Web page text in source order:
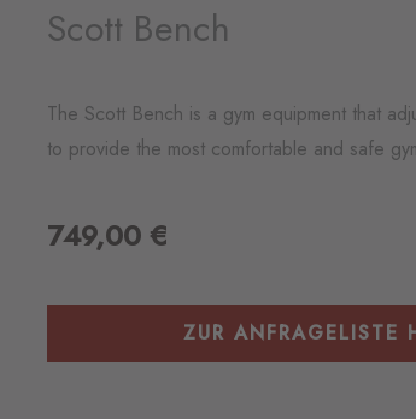
Scott Bench
The Scott Bench is a gym equipment that
to provide the most comfortable and safe
749,00 €
ZUR ANFRAGELISTE